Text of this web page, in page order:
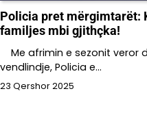
Policia pret mërgimtarët:
familjes mbi gjithçka!
Me afrimin e sezonit veror
vendlindje, Policia e…
23 Qershor 2025